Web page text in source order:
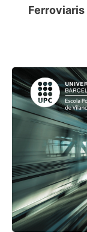
Ferroviaris